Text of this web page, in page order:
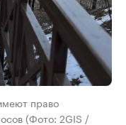
право
(Фото: 2GIS /